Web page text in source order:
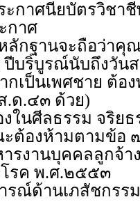
กาศนียบัตรวิชาชี
กาศ
ลักฐานจะถือว่าคุ
ปีบริบูรณ์นับถึงวัน
กเป็นเพศชาย ต้
.ด.๔๓ ด้วย)
งในศีลธรรม จริย
ต้องห้ามตามข้อ
รงานบุคคลลูกจ้
รค พ.ศ.๒๕๕๓
รณ์ด้านเภสัชกรร